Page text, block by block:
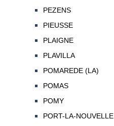
PEZENS
PIEUSSE
PLAIGNE
PLAVILLA
POMAREDE (LA)
POMAS
POMY
PORT-LA-NOUVELLE